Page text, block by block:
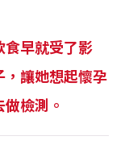
食早就受了影
讓她想起懷孕
檢測。